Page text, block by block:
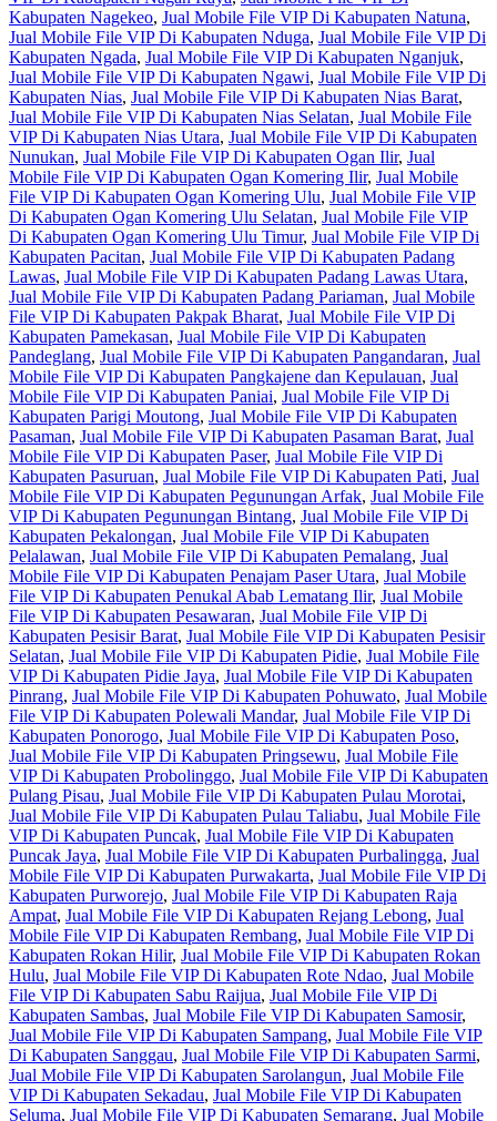
Kabupaten Nagekeo, Jual Mobile File VIP Di Kabupaten Natuna,
Jual Mobile File VIP Di Kabupaten Nduga, Jual Mobile File VIP Di
Kabupaten Ngada, Jual Mobile File VIP Di Kabupaten Nganjuk,
Jual Mobile File VIP Di Kabupaten Ngawi, Jual Mobile File VIP Di
Kabupaten Nias, Jual Mobile File VIP Di Kabupaten Nias Barat,
Jual Mobile File VIP Di Kabupaten Nias Selatan, Jual Mobile File
VIP Di Kabupaten Nias Utara, Jual Mobile File VIP Di Kabupaten
Nunukan, Jual Mobile File VIP Di Kabupaten Ogan Ilir, Jual
Mobile File VIP Di Kabupaten Ogan Komering Ilir, Jual Mobile
File VIP Di Kabupaten Ogan Komering Ulu, Jual Mobile File VIP
Di Kabupaten Ogan Komering Ulu Selatan, Jual Mobile File VIP
Di Kabupaten Ogan Komering Ulu Timur, Jual Mobile File VIP Di
Kabupaten Pacitan, Jual Mobile File VIP Di Kabupaten Padang
Lawas, Jual Mobile File VIP Di Kabupaten Padang Lawas Utara,
Jual Mobile File VIP Di Kabupaten Padang Pariaman, Jual Mobile
File VIP Di Kabupaten Pakpak Bharat, Jual Mobile File VIP Di
Kabupaten Pamekasan, Jual Mobile File VIP Di Kabupaten
Pandeglang, Jual Mobile File VIP Di Kabupaten Pangandaran, Jual
Mobile File VIP Di Kabupaten Pangkajene dan Kepulauan, Jual
Mobile File VIP Di Kabupaten Paniai, Jual Mobile File VIP Di
Kabupaten Parigi Moutong, Jual Mobile File VIP Di Kabupaten
Pasaman, Jual Mobile File VIP Di Kabupaten Pasaman Barat, Jual
Mobile File VIP Di Kabupaten Paser, Jual Mobile File VIP Di
Kabupaten Pasuruan, Jual Mobile File VIP Di Kabupaten Pati, Jual
Mobile File VIP Di Kabupaten Pegunungan Arfak, Jual Mobile File
VIP Di Kabupaten Pegunungan Bintang, Jual Mobile File VIP Di
Kabupaten Pekalongan, Jual Mobile File VIP Di Kabupaten
Pelalawan, Jual Mobile File VIP Di Kabupaten Pemalang, Jual
Mobile File VIP Di Kabupaten Penajam Paser Utara, Jual Mobile
File VIP Di Kabupaten Penukal Abab Lematang Ilir, Jual Mobile
File VIP Di Kabupaten Pesawaran, Jual Mobile File VIP Di
Kabupaten Pesisir Barat, Jual Mobile File VIP Di Kabupaten Pesisir
Selatan, Jual Mobile File VIP Di Kabupaten Pidie, Jual Mobile File
VIP Di Kabupaten Pidie Jaya, Jual Mobile File VIP Di Kabupaten
Pinrang, Jual Mobile File VIP Di Kabupaten Pohuwato, Jual Mobile
File VIP Di Kabupaten Polewali Mandar, Jual Mobile File VIP Di
Kabupaten Ponorogo, Jual Mobile File VIP Di Kabupaten Poso,
Jual Mobile File VIP Di Kabupaten Pringsewu, Jual Mobile File
VIP Di Kabupaten Probolinggo, Jual Mobile File VIP Di Kabupaten
Pulang Pisau, Jual Mobile File VIP Di Kabupaten Pulau Morotai,
Jual Mobile File VIP Di Kabupaten Pulau Taliabu, Jual Mobile File
VIP Di Kabupaten Puncak, Jual Mobile File VIP Di Kabupaten
Puncak Jaya, Jual Mobile File VIP Di Kabupaten Purbalingga, Jual
Mobile File VIP Di Kabupaten Purwakarta, Jual Mobile File VIP Di
Kabupaten Purworejo, Jual Mobile File VIP Di Kabupaten Raja
Ampat, Jual Mobile File VIP Di Kabupaten Rejang Lebong, Jual
Mobile File VIP Di Kabupaten Rembang, Jual Mobile File VIP Di
Kabupaten Rokan Hilir, Jual Mobile File VIP Di Kabupaten Rokan
Hulu, Jual Mobile File VIP Di Kabupaten Rote Ndao, Jual Mobile
File VIP Di Kabupaten Sabu Raijua, Jual Mobile File VIP Di
Kabupaten Sambas, Jual Mobile File VIP Di Kabupaten Samosir,
Jual Mobile File VIP Di Kabupaten Sampang, Jual Mobile File VIP
Di Kabupaten Sanggau, Jual Mobile File VIP Di Kabupaten Sarmi,
Jual Mobile File VIP Di Kabupaten Sarolangun, Jual Mobile File
VIP Di Kabupaten Sekadau, Jual Mobile File VIP Di Kabupaten
Seluma, Jual Mobile File VIP Di Kabupaten Semarang, Jual Mobile